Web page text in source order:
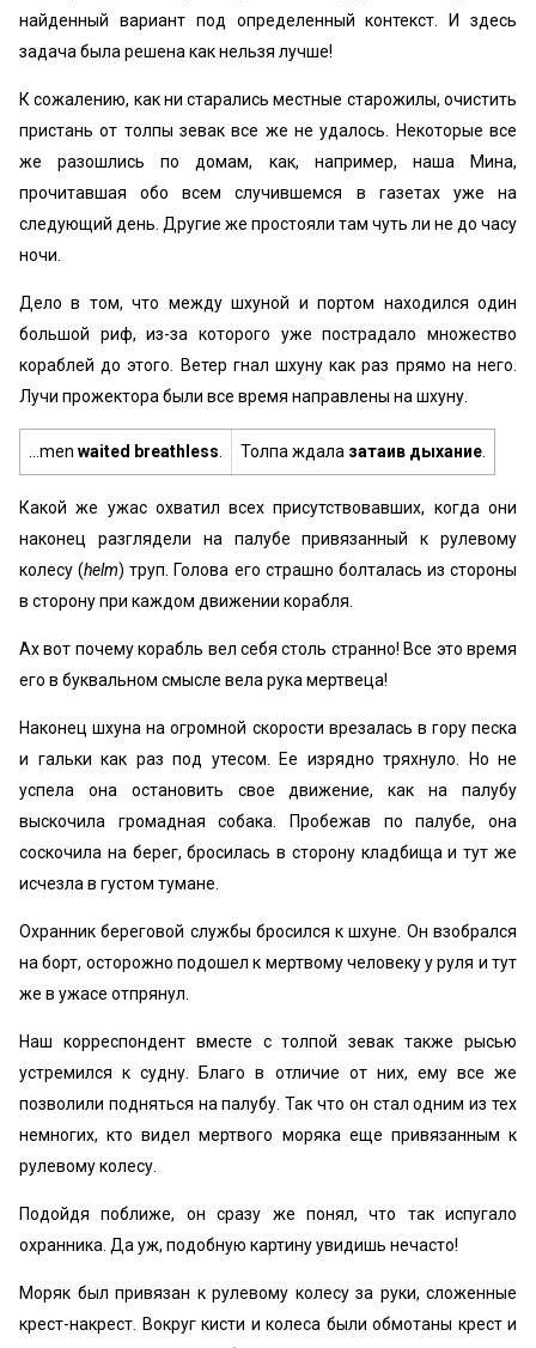
найденный вариант под определенный контекст. И здесь
задача была решена как нельзя лучше!
К сожалению, как ни старались местные старожилы, очистить
пристань от толпы зевак все же не удалось. Некоторые все
же разошлись по домам, как, например, наша Мина,
прочитавшая обо всем случившемся в газетах уже на
следующий день. Другие же простояли там чуть ли не до часу
ночи.
Дело в том, что между шхуной и портом находился один
большой риф, из-за которого уже пострадало множество
кораблей до этого. Ветер гнал шхуну как раз прямо на него.
Лучи прожектора были все время направлены на шхуну.
…men waited breathless Толпа ждала затаив дыхание
Какой же ужас охватил всех присутствовавших, когда они
наконец разглядели на палубе привязанный к рулевому
колесу (helm) труп. Голова его страшно болталась из стороны
в сторону при каждом движении корабля.
Ах вот почему корабль вел себя столь странно! Все это время
его в буквальном смысле вела рука мертвеца!
Наконец шхуна на огромной скорости врезалась в гору песка
и гальки как раз под утесом. Ее изрядно тряхнуло. Но не
успела она остановить свое движение, как на палубу
выскочила громадная собака. Пробежав по палубе, она
соскочила на берег, бросилась в сторону кладбища и тут же
исчезла в густом тумане.
Охранник береговой службы бросился к шхуне. Он взобрался
на борт, осторожно подошел к мертвому человеку у руля и тут
же в ужасе отпрянул.
Наш корреспондент вместе с толпой зевак также рысью
устремился к судну. Благо в отличие от них, ему все же
позволили подняться на палубу. Так что он стал одним из тех
немногих, кто видел мертвого моряка еще привязанным к
рулевому колесу.
Подойдя поближе, он сразу же понял, что так испугало
охранника. Да уж, подобную картину увидишь нечасто!
Моряк был привязан к рулевому колесу за руки, сложенные
крест-накрест. Вокруг кисти и колеса были обмотаны крест и